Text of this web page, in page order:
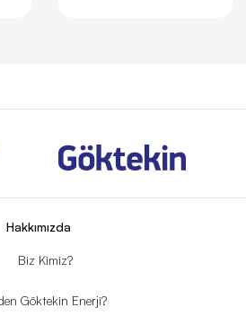
Hakkımızda
Biz Kimiz?
Göktekin Enerji?